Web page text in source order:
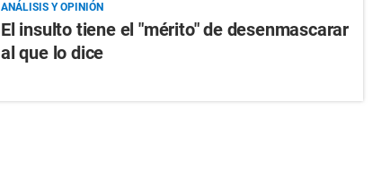
ANÁLISIS Y OPINIÓN
El insulto tiene el "mérito" de desenmascarar
al que lo dice